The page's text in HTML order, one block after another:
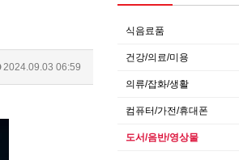
2024.09.03 06:59
식음료품
건강/의료/미용
의류/잡화/생활
컴퓨터/가전/휴대폰
도서/음반/영상물